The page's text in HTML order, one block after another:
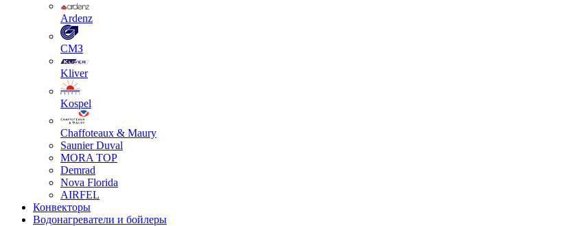
Ardenz
СМЗ
Kliver
Kospel
Chaffoteaux & Maury
Saunier Duval
MORA TOP
Demrad
Nova Florida
AIRFEL
Конвекторы
Водонагреватели и бойлеры